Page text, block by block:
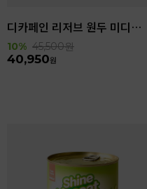
디카페인 리저브 원두 미디엄다크 로스팅 1kg
10% 45,500원
40,950원